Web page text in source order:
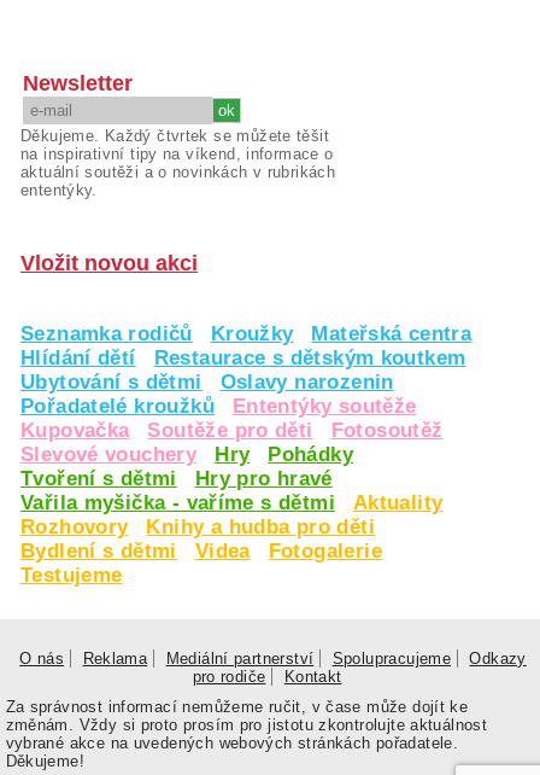
Newsletter
Děkujeme. Každý čtvrtek se můžete těšit
na inspirativní tipy na víkend, informace o
aktuální soutěži a o novinkách v rubrikách
ententýky.
Vložit novou akci
Seznamka rodičů Kroužky
Mateřská centra
Hlídání dětí
Restaurace s dětským koutkem
Ubytování s dětmi
Oslavy narozenin
Pořadatelé kroužků
Ententýky soutěže
Kupovačka
Soutěže pro děti
Fotosoutěž
Slevové vouchery
Hry
Pohádky
Tvoření s dětmi
Hry pro hravé
Vařila myšička - vaříme s dětmi
Aktuality
Rozhovory
Knihy a hudba pro děti
Bydlení s dětmi
Videa
Fotogalerie
Testujeme
O nás Reklama Mediální partnerství Spolupracujeme
Odkazy
pro rodiče
Kontakt
Za správnost informací nemůžeme ručit, v čase může dojít ke
změnám. Vždy si proto prosím pro jistotu zkontrolujte aktuálnost
vybrané akce na uvedených webových stránkách pořadatele.
Děkujeme!